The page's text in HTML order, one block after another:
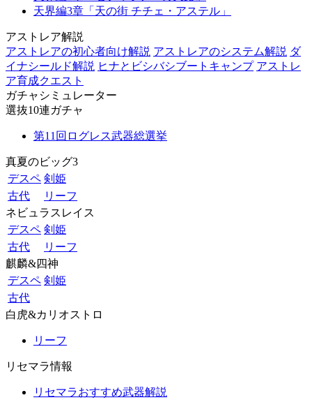
天界編3章「天の街 チチェ・アステル」
アストレア解説
アストレアの初心者向け解説 アストレアのシステム解説 ダ
イナシールド解説 ヒナとビシバシブートキャンプ アストレ
ア育成クエスト
ガチャシミュレーター
選抜10連ガチャ
第11回ログレス武器総選挙
真夏のビッグ3
デスペ 剣姫
古代
リーフ
ネビュラスレイス
デスペ 剣姫
古代
リーフ
麒麟&四神
デスペ 剣姫
古代
白虎&カリオストロ
リーフ
リセマラ情報
リセマラおすすめ武器解説